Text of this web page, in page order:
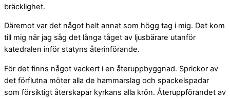
bräcklighet.
Däremot var det något helt annat som högg tag i mig. Det kom
till mig när jag såg det långa tåget av ljusbärare utanför
katedralen inför statyns återinförande.
För det finns något vackert i en återuppbyggnad. Sprickor av
det förflutna möter alla de hammarslag och spackelspadar
som försiktigt återskapar kyrkans alla krön. Återuppförandet av